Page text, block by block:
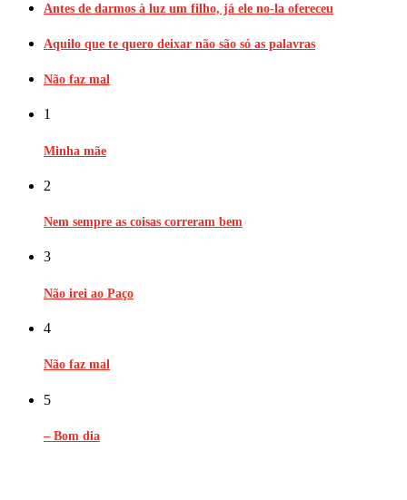
Antes de darmos à luz um filho, já ele no-la ofereceu
Aquilo que te quero deixar não são só as palavras
Não faz mal
1
Minha mãe
2
Nem sempre as coisas correram bem
3
Não irei ao Paço
4
Não faz mal
5
– Bom dia